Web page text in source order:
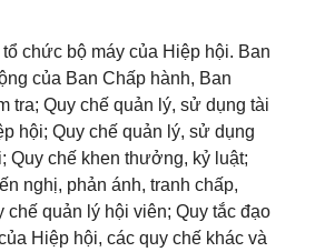
chức bộ máy của Hiệp hội. Ban
của Ban Chấp hành, Ban
tra; Quy chế quản lý, sử dụng tài
hội; Quy chế quản lý, sử dụng
Quy chế khen thưởng, kỷ luật;
nghị, phản ánh, tranh chấp,
chế quản lý hội viên; Quy tắc đạo
Hiệp hội, các quy chế khác và